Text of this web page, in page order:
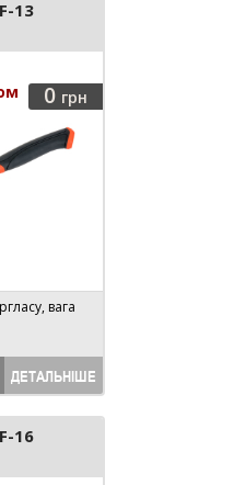
13
0 грн
вага
ДЕТАЛЬНІШЕ
16